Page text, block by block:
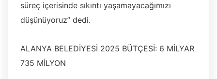
süreç içerisinde sıkıntı yaşamayacağımızı
düşünüyoruz” dedi.
ALANYA BELEDİYESİ 2025 BÜTÇESİ: 6 MİLYAR
735 MİLYON